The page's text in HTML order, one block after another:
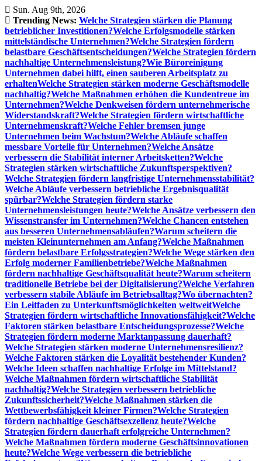
Skip
to
content
Sun. Aug 9th, 2026
Trending News: Welche Strategien stärken die Planung
betrieblicher Investitionen?Welche Erfolgsmodelle stärken
mittelständische Unternehmen?Welche Strategien fördern
belastbare Geschäftsentscheidungen?Welche Strategien fördern
nachhaltige Unternehmensleistung?Wie Büroreinigung
Unternehmen dabei hilft, einen sauberen Arbeitsplatz zu
erhaltenWelche Strategien stärken moderne Geschäftsmodelle
nachhaltig?Welche Maßnahmen erhöhen die Kundentreue im
Unternehmen?Welche Denkweisen fördern unternehmerische
Widerstandskraft?Welche Strategien fördern wirtschaftliche
Unternehmenskraft?Welche Fehler bremsen junge
Unternehmen beim Wachstum?Welche Abläufe schaffen
messbare Vorteile für Unternehmen?Welche Ansätze
verbessern die Stabilität interner Arbeitsketten?Welche
Strategien stärken wirtschaftliche Zukunftsperspektiven?
Welche Strategien fördern langfristige Unternehmensstabilität?
Welche Abläufe verbessern betriebliche Ergebnisqualität
spürbar?Welche Strategien fördern starke
Unternehmensleistungen heute?Welche Ansätze verbessern den
Wissenstransfer im Unternehmen?Welche Chancen entstehen
aus besseren Unternehmensabläufen?Warum scheitern die
meisten Kleinunternehmen am Anfang?Welche Maßnahmen
fördern belastbare Erfolgsstrategien?Welche Wege stärken den
Erfolg moderner Familienbetriebe?Welche Maßnahmen
fördern nachhaltige Geschäftsqualität heute?Warum scheitern
traditionelle Betriebe bei der Digitalisierung?Welche Verfahren
verbessern stabile Abläufe im Betriebsalltag?Wo übernachten?
Ein Leitfaden zu Unterkunftsmöglichkeiten weltweitWelche
Strategien fördern wirtschaftliche Innovationsfähigkeit?Welche
Faktoren stärken belastbare Entscheidungsprozesse?Welche
Strategien fördern moderne Marktanpassung dauerhaft?
Welche Strategien stärken moderne Unternehmensresilienz?
Welche Faktoren stärken die Loyalität bestehender Kunden?
Welche Ideen schaffen nachhaltige Erfolge im Mittelstand?
Welche Maßnahmen fördern wirtschaftliche Stabilität
nachhaltig?Welche Strategien verbessern betriebliche
Zukunftssicherheit?Welche Maßnahmen stärken die
Wettbewerbsfähigkeit kleiner Firmen?Welche Strategien
fördern nachhaltige Geschäftsexzellenz heute?Welche
Strategien fördern dauerhaft erfolgreiche Unternehmen?
Welche Maßnahmen fördern moderne Geschäftsinnovationen
heute?Welche Wege verbessern die betriebliche